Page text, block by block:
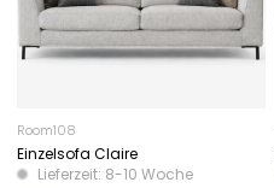
Room108
Einzelsofa Claire
Lieferzeit: 8-10 Woche